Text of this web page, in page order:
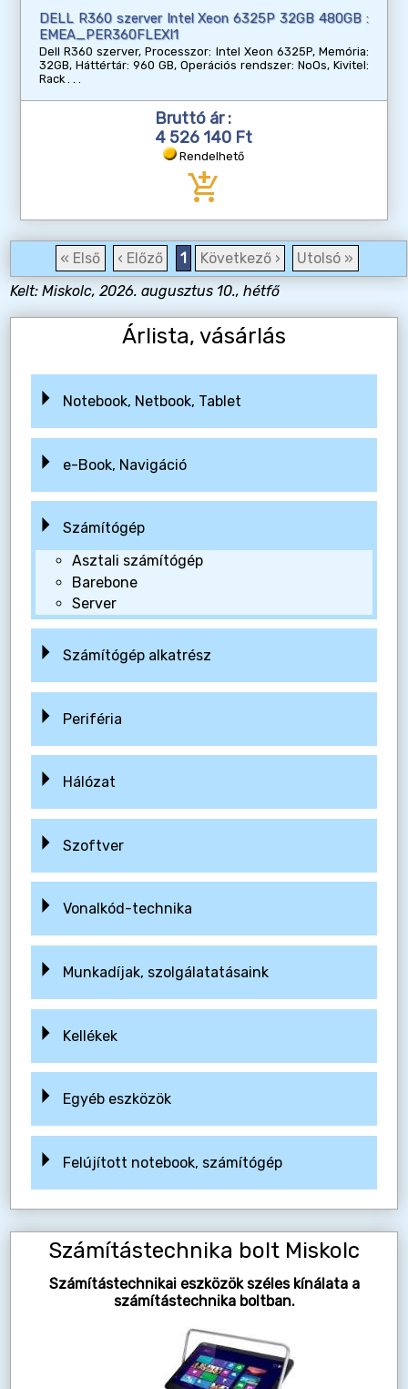
DELL R360 szerver Intel Xeon 6325P 32GB 480GB :
EMEA_PER360FLEXI1
Dell R360 szerver, Processzor: Intel Xeon 6325P, Memória:
32GB, Háttértár: 960 GB, Operációs rendszer: NoOs, Kivitel:
Rack
Bruttó ár :
4 526 140 Ft
Rendelhető
add_shopping_cart
« Első ‹ Előző 1 Következő ›
Utolsó »
Kelt: Miskolc, 2026. augusztus 10., hétfő
Árlista, vásárlás
Notebook, Netbook, Tablet
e-Book, Navigáció
Számítógép
Asztali számítógép
Barebone
Server
Számítógép alkatrész
Periféria
Hálózat
Szoftver
Vonalkód-technika
Munkadíjak, szolgálatatásaink
Kellékek
Egyéb eszközök
Felújított notebook, számítógép
Számítástechnika bolt Miskolc
Számítástechnikai eszközök széles kínálata a
számítástechnika boltban.